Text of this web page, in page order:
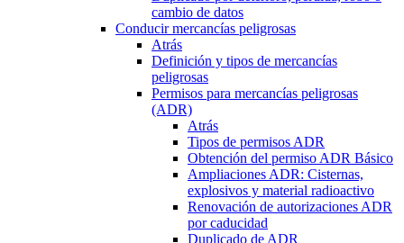
cambio de datos
Conducir mercancías peligrosas
Atrás
Definición y tipos de mercancías
peligrosas
Permisos para mercancías peligrosas
(ADR)
Atrás
Tipos de permisos ADR
Obtención del permiso ADR Básico
Ampliaciones ADR: Cisternas,
explosivos y material radioactivo
Renovación de autorizaciones ADR
por caducidad
Duplicado de ADR